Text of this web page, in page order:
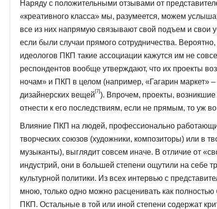
Наряду с положительными отзывами от
«креативного класса» мы, разумеется, можем
все из них напрямую связывают свой подъем и свои
если были случаи прямого сотрудничества.
идеологов ПКП такие ассоциации кажутся им не
респондентов вообще утверждают, что их проекты
ночам» и ПКП в целом (например, «Гагарин маркет»
дизайнерских вещей [7] ). Впрочем, проекты,
отнести к его последствиям, если не прямым, то уж
Влияние ПКП на людей, профессионально
творческих союзов (художники, композиторы) или в
музыканты), выглядит совсем иначе. В отличие от
индустрий, они в большей степени ощутили на себе
культурной политики. Из всех интервью с
мною, только одно можно расценивать как
ПКП. Остальные в той или иной степени содержат